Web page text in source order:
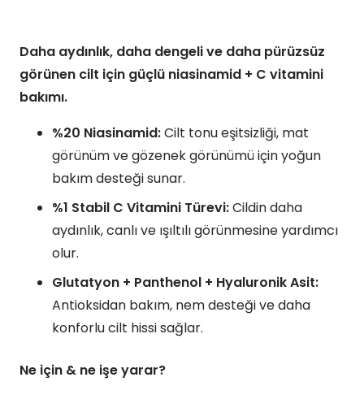
Daha aydınlık, daha dengeli ve daha pürüzsüz
görünen cilt için güçlü niasinamid + C vitamini
bakımı.
%20 Niasinamid:Cilt tonu eşitsizliği, mat
görünüm ve gözenek görünümü için yoğun
bakım desteği sunar.
%1 Stabil C Vitamini Türevi:Cildin daha
aydınlık, canlı ve ışıltılı görünmesine yardımcı
olur.
Glutatyon + Panthenol + Hyaluronik Asit:
Antioksidan bakım, nem desteği ve daha
konforlu cilt hissi sağlar.
Ne için & ne işe yarar?